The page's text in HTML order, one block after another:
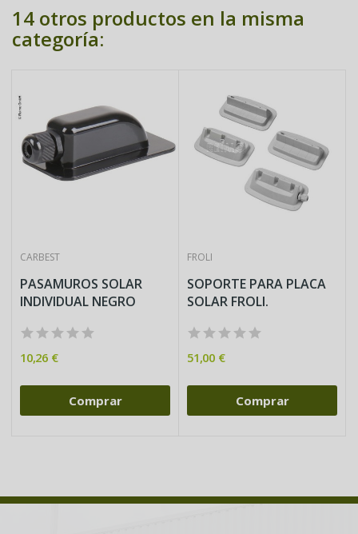
14 otros productos en la misma
categoría:
CARBEST
PASAMUROS SOLAR
INDIVIDUAL NEGRO
10,26 €
Comprar
FROLI
SOPORTE PARA PLACA
SOLAR FROLI.
51,00 €
Comprar